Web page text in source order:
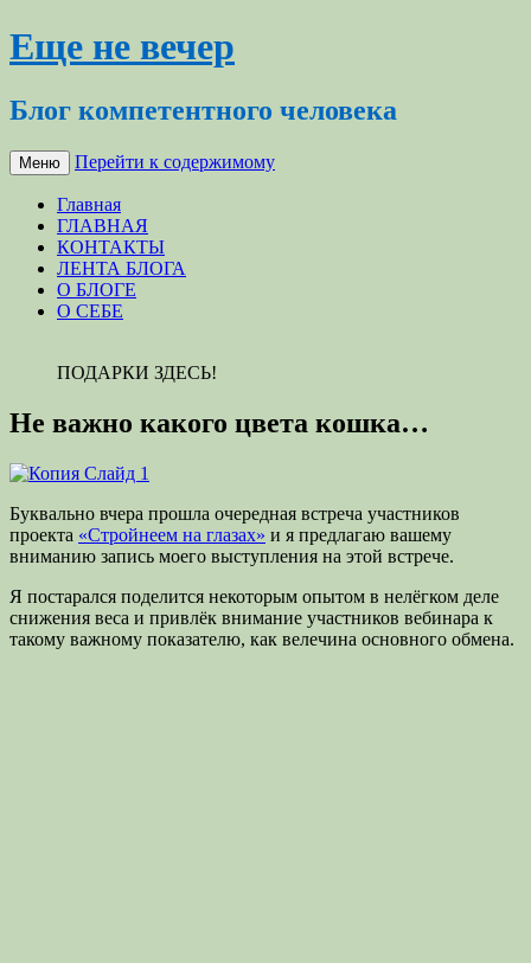
Еще не вечер
Блог компетентного человека
Меню Перейти к содержимому
Главная
ГЛАВНАЯ
КОНТАКТЫ
ЛЕНТА БЛОГА
О БЛОГЕ
О СЕБЕ
ПОДАРКИ ЗДЕСЬ!
Не важно какого цвета кошка…
Буквально вчера прошла очередная встреча участников
проекта «Стройнеем на глазах» и я предлагаю вашему
вниманию запись моего выступления на этой встрече.
Я постарался поделится некоторым опытом в нелёгком деле
снижения веса и привлёк внимание участников вебинара к
такому важному показателю, как велечина основного обмена.